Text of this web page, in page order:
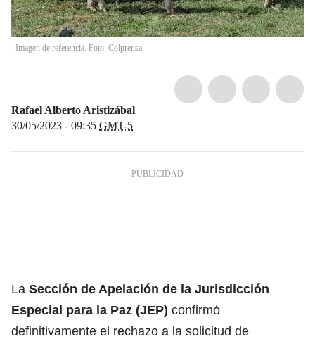
Imagen de referencia. Foto: Colprensa
Rafael Alberto Aristizábal
30/05/2023 - 09:35 GMT-5
La Sección de Apelación de la Jurisdicción
Especial para la Paz (JEP) confirmó
definitivamente el rechazo a la solicitud de